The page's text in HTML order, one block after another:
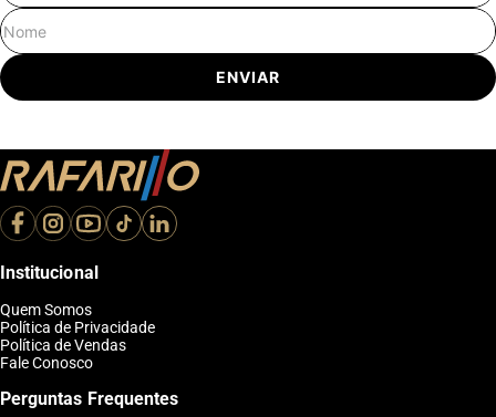
ENVIAR
Institucional
Quem Somos
Política de Privacidade
Política de Vendas
Fale Conosco
Perguntas Frequentes